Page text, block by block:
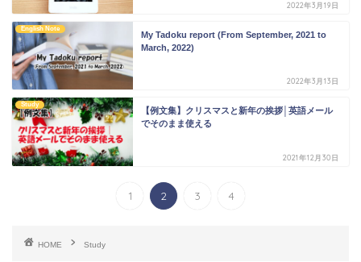
2022年3月19日
English Note
My Tadoku report (From September, 2021 to
March, 2022)
2022年3月13日
Study
【例文集】クリスマスと新年の挨拶│英語メール
でそのまま使える
2021年12月30日
1 2 3 4
HOME Study